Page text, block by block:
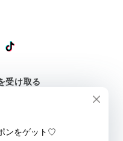
受け取る